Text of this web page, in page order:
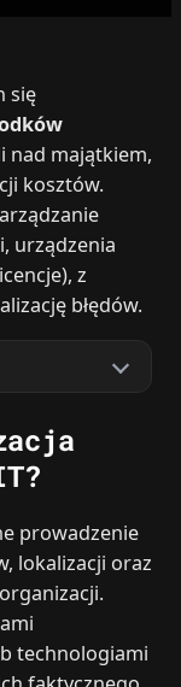
się
nad majątkiem,
kosztów.
urządzenia
z
błędów.
prowadzenie
lokalizacji oraz
technologiami